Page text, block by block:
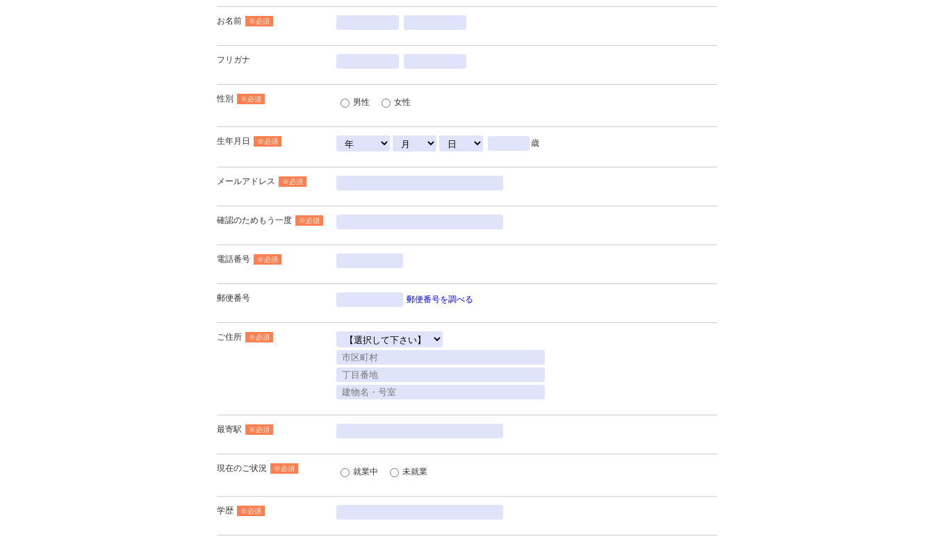
お名前 ※必須
フリガナ
性別 ※必須 男性 女性
生年月日 ※必須 歳
メールアドレス ※必須
確認のためもう一度 ※必須
電話番号 ※必須
郵便番号 郵便番号を調べる
ご住所 ※必須
最寄駅 ※必須
現在のご状況 ※必須 就業中 未就業
学歴 ※必須